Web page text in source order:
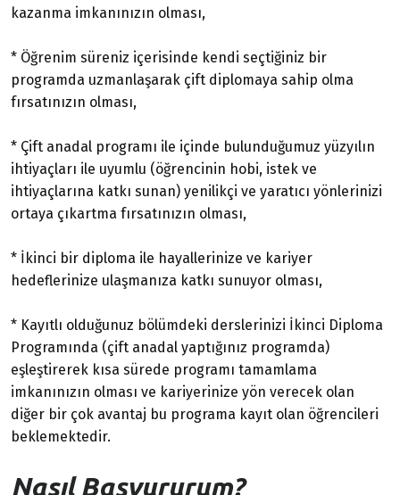
kazanma imkanınızın olması,
* Öğrenim süreniz içerisinde kendi seçtiğiniz bir
programda uzmanlaşarak çift diplomaya sahip olma
fırsatınızın olması,
* Çift anadal programı ile içinde bulunduğumuz yüzyılın
ihtiyaçları ile uyumlu (öğrencinin hobi, istek ve
ihtiyaçlarına katkı sunan) yenilikçi ve yaratıcı yönlerinizi
ortaya çıkartma fırsatınızın olması,
* İkinci bir diploma ile hayallerinize ve kariyer
hedeflerinize ulaşmanıza katkı sunuyor olması,
* Kayıtlı olduğunuz bölümdeki derslerinizi İkinci Diploma
Programında (çift anadal yaptığınız programda)
eşleştirerek kısa sürede programı tamamlama
imkanınızın olması ve kariyerinize yön verecek olan
diğer bir çok avantaj bu programa kayıt olan öğrencileri
beklemektedir.
Nasıl Başvururum?